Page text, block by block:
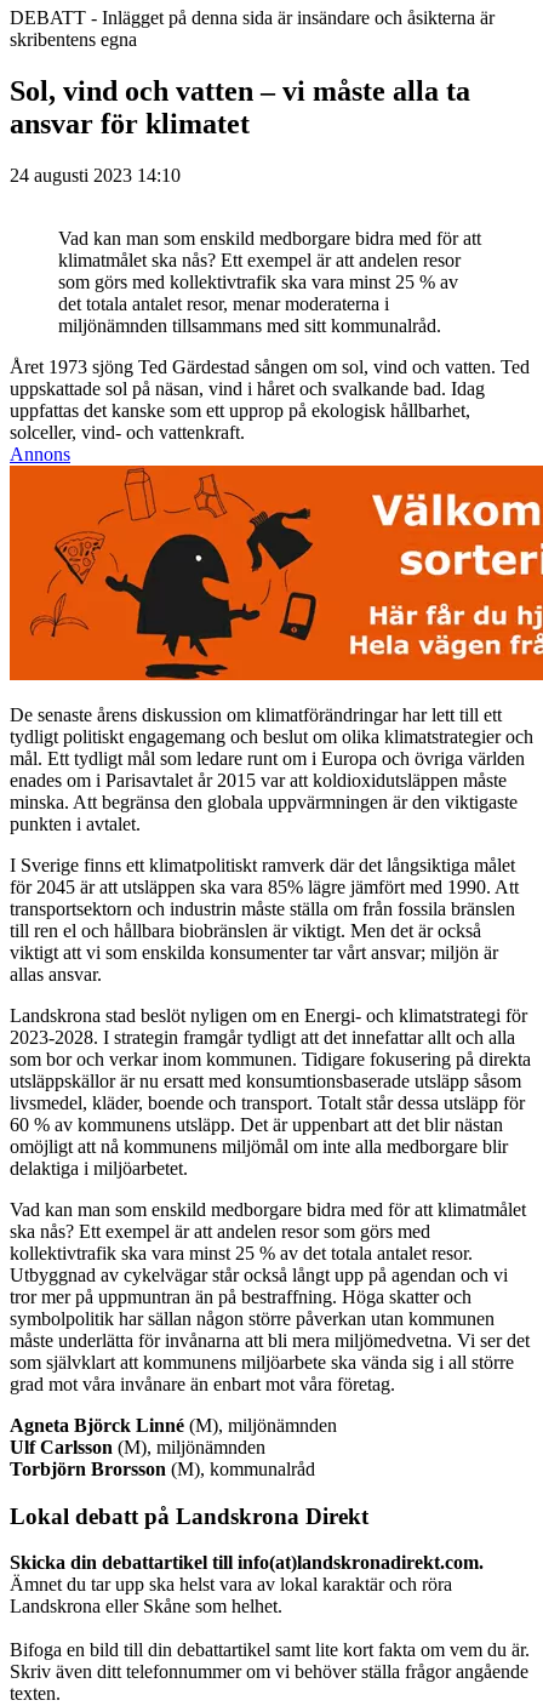
DEBATT - Inlägget på denna sida är insändare och åsikterna är
skribentens egna
Sol, vind och vatten – vi måste alla ta
ansvar för klimatet
24 augusti 2023 14:10
Vad kan man som enskild medborgare bidra med för att
klimatmålet ska nås? Ett exempel är att andelen resor
som görs med kollektivtrafik ska vara minst 25 % av
det totala antalet resor, menar moderaterna i
miljönämnden tillsammans med sitt kommunalråd.
Året 1973 sjöng Ted Gärdestad sången om sol, vind och vatten. Ted
uppskattade sol på näsan, vind i håret och svalkande bad. Idag
uppfattas det kanske som ett upprop på ekologisk hållbarhet,
solceller, vind- och vattenkraft.
Annons
De senaste årens diskussion om klimatförändringar har lett till ett
tydligt politiskt engagemang och beslut om olika klimatstrategier och
mål. Ett tydligt mål som ledare runt om i Europa och övriga världen
enades om i Parisavtalet år 2015 var att koldioxidutsläppen måste
minska. Att begränsa den globala uppvärmningen är den viktigaste
punkten i avtalet.
I Sverige finns ett klimatpolitiskt ramverk där det långsiktiga målet
för 2045 är att utsläppen ska vara 85% lägre jämfört med 1990. Att
transportsektorn och industrin måste ställa om från fossila bränslen
till ren el och hållbara biobränslen är viktigt. Men det är också
viktigt att vi som enskilda konsumenter tar vårt ansvar; miljön är
allas ansvar.
Landskrona stad beslöt nyligen om en Energi- och klimatstrategi för
2023-2028. I strategin framgår tydligt att det innefattar allt och alla
som bor och verkar inom kommunen. Tidigare fokusering på direkta
utsläppskällor är nu ersatt med konsumtionsbaserade utsläpp såsom
livsmedel, kläder, boende och transport. Totalt står dessa utsläpp för
60 % av kommunens utsläpp. Det är uppenbart att det blir nästan
omöjligt att nå kommunens miljömål om inte alla medborgare blir
delaktiga i miljöarbetet.
Vad kan man som enskild medborgare bidra med för att klimatmålet
ska nås? Ett exempel är att andelen resor som görs med
kollektivtrafik ska vara minst 25 % av det totala antalet resor.
Utbyggnad av cykelvägar står också långt upp på agendan och vi
tror mer på uppmuntran än på bestraffning. Höga skatter och
symbolpolitik har sällan någon större påverkan utan kommunen
måste underlätta för invånarna att bli mera miljömedvetna. Vi ser det
som självklart att kommunens miljöarbete ska vända sig i all större
grad mot våra invånare än enbart mot våra företag.
Agneta Björck Linné (M), miljönämnden
Ulf Carlsson (M), miljönämnden
Torbjörn Brorsson (M), kommunalråd
Lokal debatt på Landskrona Direkt
Skicka din debattartikel till info(at)landskronadirekt.com.
Ämnet du tar upp ska helst vara av lokal karaktär och röra
Landskrona eller Skåne som helhet.
Bifoga en bild till din debattartikel samt lite kort fakta om vem du är.
Skriv även ditt telefonnummer om vi behöver ställa frågor angående
texten.